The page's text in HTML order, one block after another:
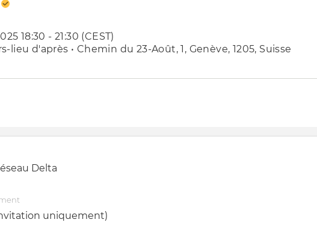
18:30 - 21:30 (CEST)
lieu d'après • Chemin du 23-Août, 1, Genève, 1205, Suisse
Delta
uniquement)